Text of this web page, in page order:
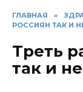
ГЛАВНАЯ »
РОССИЯН ТАК И
Треть
так и